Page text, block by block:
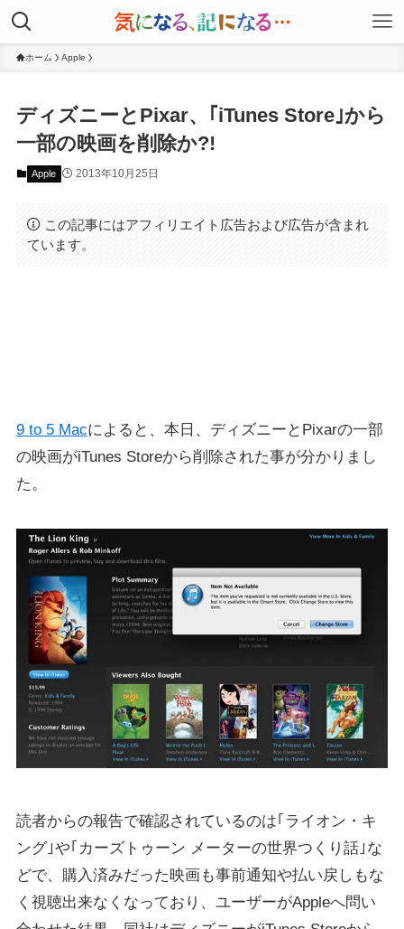
ホーム Apple
ディズニーとPixar、｢iTunes Store｣から
一部の映画を削除か?!
Apple 2013年10月25日
この記事にはアフィリエイト広告および広告が含まれ
ています。
9 to 5 Macによると、本日、ディズニーとPixarの一部
の映画がiTunes Storeから削除された事が分かりまし
た。
読者からの報告で確認されているのは｢ライオン・キ
ング｣や｢カーズトゥーン メーターの世界つくり話｣な
どで、購入済みだった映画も事前通知や払い戻しもな
く視聴出来なくなっており、ユーザーがAppleへ問い